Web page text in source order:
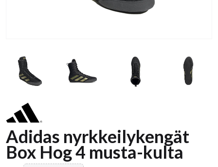
Adidas nyrkkeilykengät
Box Hog 4 musta-kulta